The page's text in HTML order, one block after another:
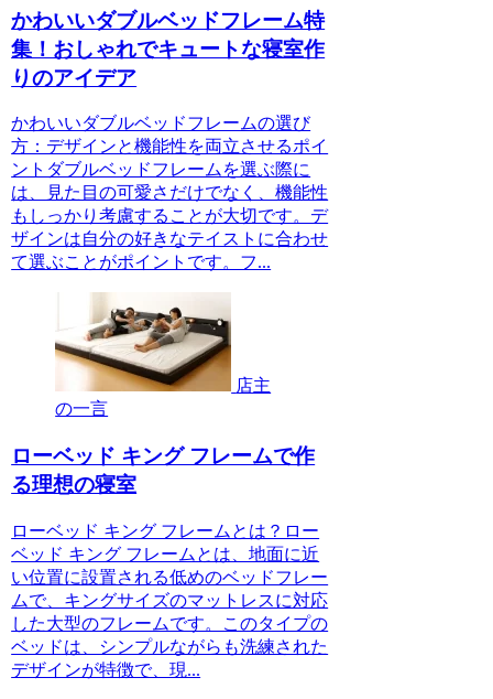
かわいいダブルベッドフレーム特
集！おしゃれでキュートな寝室作
りのアイデア
かわいいダブルベッドフレームの選び
方：デザインと機能性を両立させるポイ
ントダブルベッドフレームを選ぶ際に
は、見た目の可愛さだけでなく、機能性
もしっかり考慮することが大切です。デ
ザインは自分の好きなテイストに合わせ
て選ぶことがポイントです。フ...
店主
の一言
ローベッド キング フレームで作
る理想の寝室
ローベッド キング フレームとは？ロー
ベッド キング フレームとは、地面に近
い位置に設置される低めのベッドフレー
ムで、キングサイズのマットレスに対応
した大型のフレームです。このタイプの
ベッドは、シンプルながらも洗練された
デザインが特徴で、現...